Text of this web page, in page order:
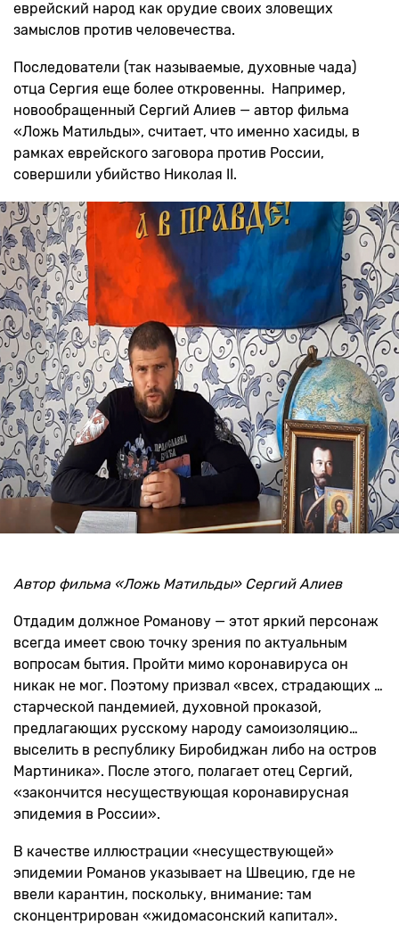
еврейский народ как орудие своих зловещих
замыслов против человечества.
Последователи (так называемые, духовные чада)
отца Сергия еще более откровенны. Например,
новообращенный Сергий Алиев — автор фильма
«Ложь Матильды», считает, что именно хасиды, в
рамках еврейского заговора против России,
совершили убийство Николая II.
Автор фильма «Ложь Матильды» Сергий Алиев
Отдадим должное Романову — этот яркий персонаж
всегда имеет свою точку зрения по актуальным
вопросам бытия. Пройти мимо коронавируса он
никак не мог. Поэтому призвал «всех, страдающих …
старческой пандемией, духовной проказой,
предлагающих русскому народу самоизоляцию…
выселить в республику Биробиджан либо на остров
Мартиника». После этого, полагает отец Сергий,
«закончится несуществующая коронавирусная
эпидемия в России».
В качестве иллюстрации «несуществующей»
эпидемии Романов указывает на Швецию, где не
ввели карантин, поскольку, внимание: там
сконцентрирован «жидомасонский капитал».